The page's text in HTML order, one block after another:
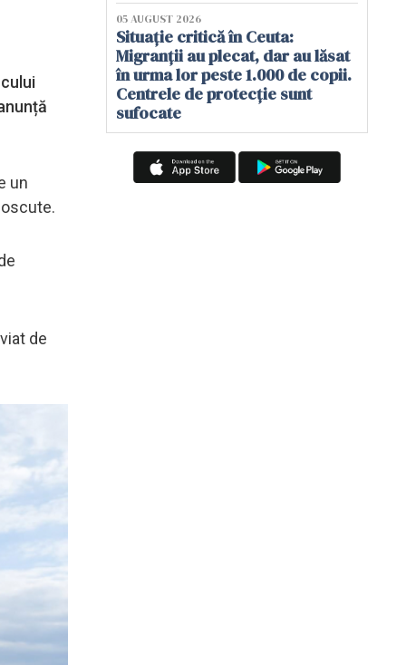
un
de
05 AUGUST 2026
Situație critică în Ceuta:
Migranții au plecat, dar au lăsat
în urma lor peste 1.000 de copii.
Centrele de protecție sunt
sufocate